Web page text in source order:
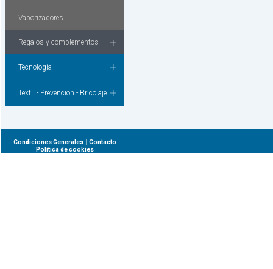
Vaporizadores
Regalos y complementos
Tecnologia
Textil - Prevencion - Bricolaje
Condiciones Generales| Contacto
Política de cookies